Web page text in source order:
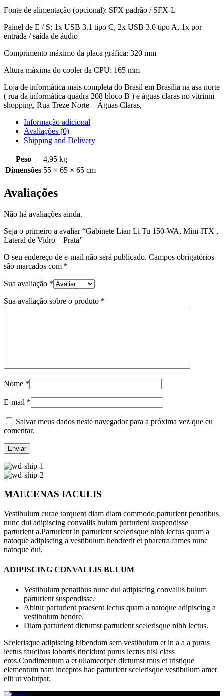
Fonte de alimentação (opcional): SFX padrão / SFX-L
Painel de E / S: 1x USB 3.1 tipo C, 2x USB 3.0 tipo A, 1x por
entrada / saída de áudio
Comprimento máximo da placa gráfica: 320 mm
Altura máxima do cooler da CPU: 165 mm
Loja de informática mais completa do Brasil em Brasília na asa norte
( rua da informática quadra 208 bloco B ) e águas claras no vitrinni
shopping, Rua Treze Norte – Águas Claras,
Informação adicional
Avaliações (0)
Shipping and Delivery
Peso
4,95 kg
Dimensões 55 × 65 × 65 cm
Avaliações
Não há avaliações ainda.
Seja o primeiro a avaliar “Gabinete Lian Li Tu 150-WA, Mini-ITX ,
Lateral de Vidro – Prata”
O seu endereço de e-mail não será publicado. Campos obrigatórios
são marcados com *
Sua avaliação *
Sua avaliação sobre o produto *
Nome *
E-mail *
Salvar meus dados neste navegador para a próxima vez que eu
comentar.
MAECENAS IACULIS
Vestibulum curae torquent diam diam commodo parturient penatibus
nunc dui adipiscing convallis bulum parturient suspendisse
parturient a.Parturient in parturient scelerisque nibh lectus quam a
natoque adipiscing a vestibulum hendrerit et pharetra fames nunc
natoque dui.
ADIPISCING CONVALLIS BULUM
Vestibulum penatibus nunc dui adipiscing convallis bulum
parturient suspendisse.
Abitur parturient praesent lectus quam a natoque adipiscing a
vestibulum hendre.
Diam parturient dictumst parturient scelerisque nibh lectus.
Scelerisque adipiscing bibendum sem vestibulum et in a a a purus
lectus faucibus lobortis tincidunt purus lectus nisl class
eros.Condimentum a et ullamcorper dictumst mus et tristique
elementum nam inceptos hac parturient scelerisque vestibulum amet
elit ut volutpat.